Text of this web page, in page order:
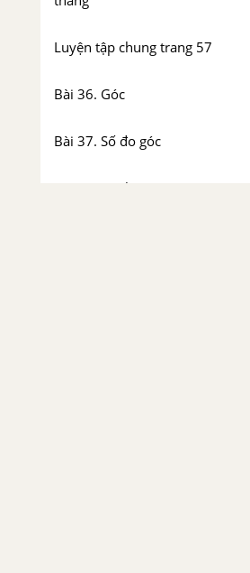
Luyện tập chung trang 57
Bài 36. Góc
Bài 37. Số đo góc
Luyện tập chung trang 65